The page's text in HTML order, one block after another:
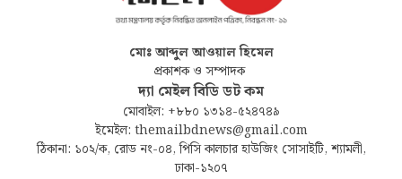
মোঃ আব্দুল আওয়াল হিমেল
প্রকাশক ও সম্পাদক
দ্যা মেইল বিডি ডট কম
মোবাইল: +৮৮০ ১৩১৪-৫২৪৭৪৯
ইমেইল: themailbdnews@gmail.com
ঠিকানা: ১০২/ক, রোড নং-০৪, পিসি কালচার হাউজিং সোসাইটি, শ্যামলী,
ঢাকা-১২০৭